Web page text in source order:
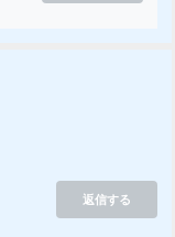
返信する